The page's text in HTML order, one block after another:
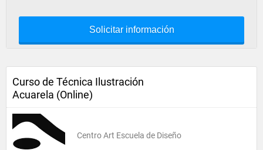
Solicitar información
Curso de Técnica Ilustración
Acuarela (Online)
Centro Art Escuela de Diseño